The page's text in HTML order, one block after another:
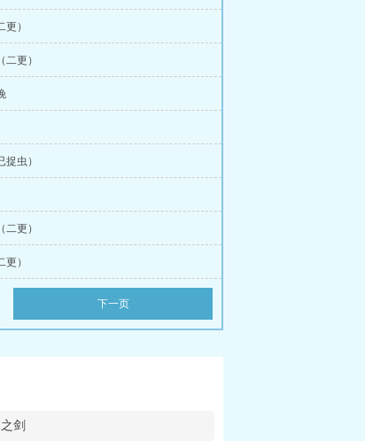
）
更）
虫）
更）
）
下一页
剑